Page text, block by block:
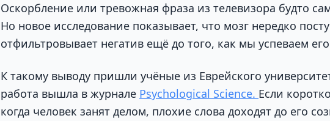
Оскорбление или тревожная фраза из телевизора будто
Но новое исследование показывает, что мозг нередко
отфильтровывает негатив ещё до того, как мы успеваем
К такому выводу пришли учёные из Еврейского
работа вышла в журнале Psychological Science. Если
когда человек занят делом, плохие слова доходят до его